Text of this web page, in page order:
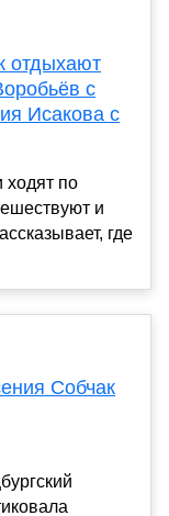
отдыхают
с
Исакова с
ходят по
и
где
Собчак